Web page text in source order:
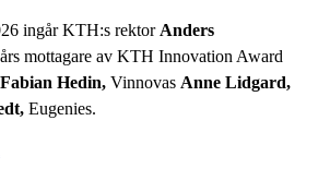
ingår KTH:s rektor Anders
mottagare av KTH Innovation Award
Hedin, Vinnovas Anne Lidgard,
Eugenies.